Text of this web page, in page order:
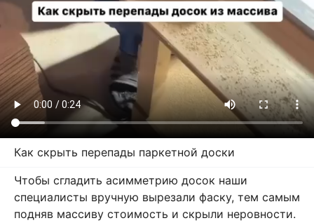
Как скрыть перепады паркетной доски
Чтобы сгладить асимметрию досок наши
специалисты вручную вырезали фаску, тем самым
подняв массиву стоимость и скрыли неровности.